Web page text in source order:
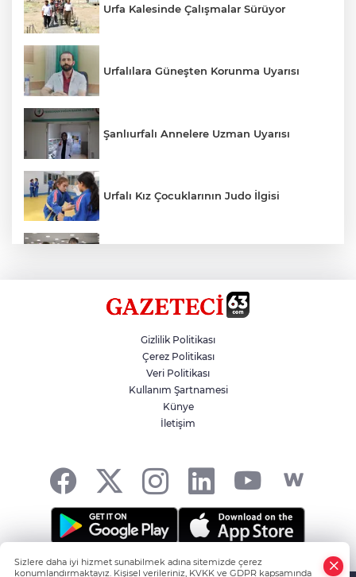
Urfa Kalesinde Çalışmalar Sürüyor
Urfalılara Güneşten Korunma Uyarısı
Şanlıurfalı Annelere Uzman Uyarısı
Urfalı Kız Çocuklarının Judo İlgisi
Zincirleme Kazada 7 Kişi Yaralandı
Şanlıurfalı 300 Kadına İstihdam
Gizlilik Politikası
Çerez Politikası
Veri Politikası
Kullanım Şartnamesi
Künye
İletişim
Şanlıurfa'nın Haber Noktası... -HABER YAZILIMIve
Sizlere daha iyi hizmet sunabilmek adına sitemizde çerez
konumlandırmaktayız. Kişisel verileriniz, KVKK ve GDPR kapsamında